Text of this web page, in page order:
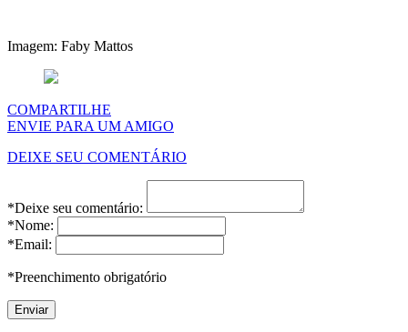
Imagem: Faby Mattos
COMPARTILHE
ENVIE PARA UM AMIGO
DEIXE SEU COMENTÁRIO
*Deixe seu comentário:
*Nome:
*Email:
*Preenchimento obrigatório